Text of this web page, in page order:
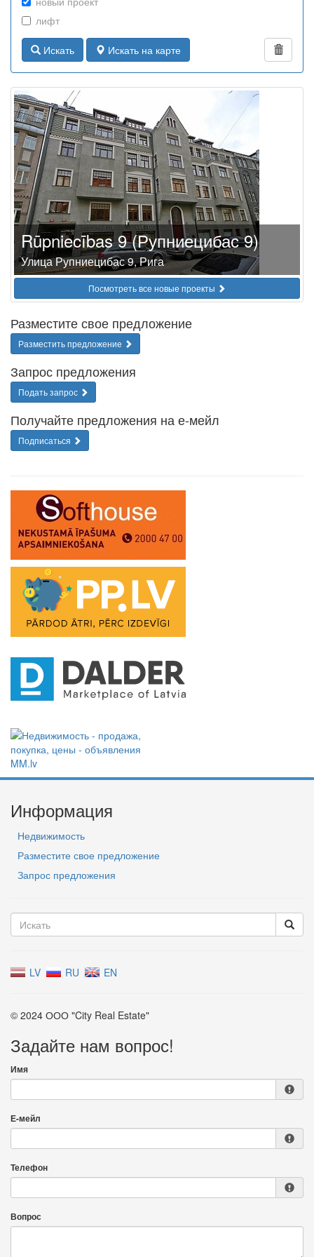
лифт
Искать Искать на карте
Rūpniecības 9 (Рупниецибас 9)
Улица Рупниецибас 9, Рига
Посмотреть все новые проекты
Разместите свое предложение
Разместить предложение
Запрос предложения
Подать запрос
Получайте предложения на е-мейл
Подписаться
Информация
Недвижимость
Разместите свое предложение
Запрос предложения
LV RU EN
© 2024 ООО "City Real Estate"
Задайте нам вопрос!
Имя
Е-мейл
Телефон
Вопрос